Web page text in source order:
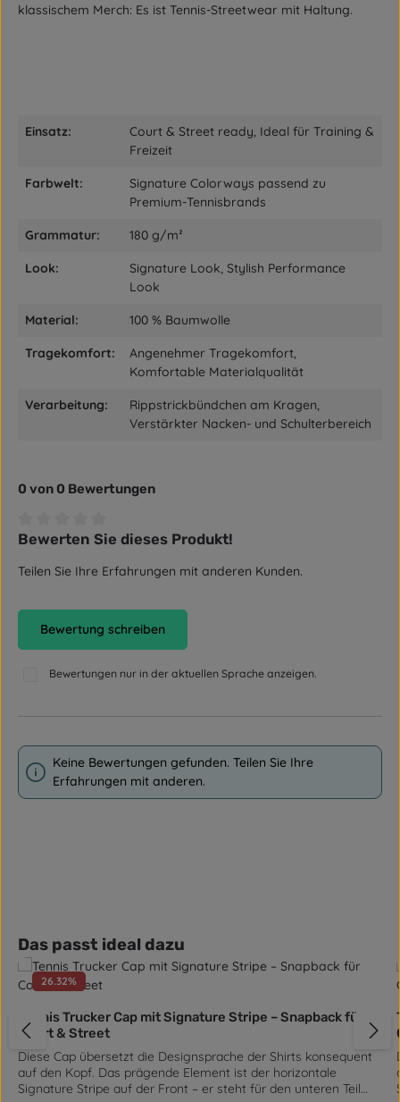
klassischem Merch: Es ist Tennis-Streetwear mit Haltung.
Einsatz:
Court & Street ready, Ideal für Training &
Freizeit
Farbwelt:
Signature Colorways passend zu
Premium-Tennisbrands
Grammatur: 180 g/m²
Look:
Signature Look, Stylish Performance
Look
Material: 100 % Baumwolle
Tragekomfort:
Angenehmer Tragekomfort,
Komfortable Materialqualität
Verarbeitung:
Rippstrickbündchen am Kragen,
Verstärkter Nacken- und Schulterbereich
0 von 0 Bewertungen
Durchschnittliche Bewertung von 0 von 5 Sternen
Bewerten Sie dieses Produkt!
Teilen Sie Ihre Erfahrungen mit anderen Kunden.
Bewertung schreiben
Bewertungen nur in der aktuellen Sprache anzeigen.
Keine Bewertungen gefunden. Teilen Sie Ihre
Erfahrungen mit anderen.
Produktgalerie überspringen
Das passt ideal dazu
26.32%
Tennis Trucker Cap mit Signature Stripe – Snapback für
Court & Street
Diese Cap übersetzt die Designsprache der Shirts konsequent
auf den Kopf. Das prägende Element ist der horizontale
Signature Stripe auf der Front – er steht für den unteren Teil